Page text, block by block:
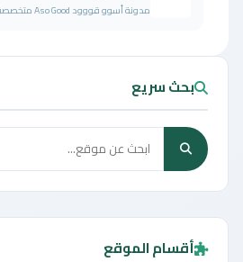
مدونة أسوو قووود Aso Good متخصصة في بناء الشخصية والكاريزما ...
بحث سريع
أقسام الموقع